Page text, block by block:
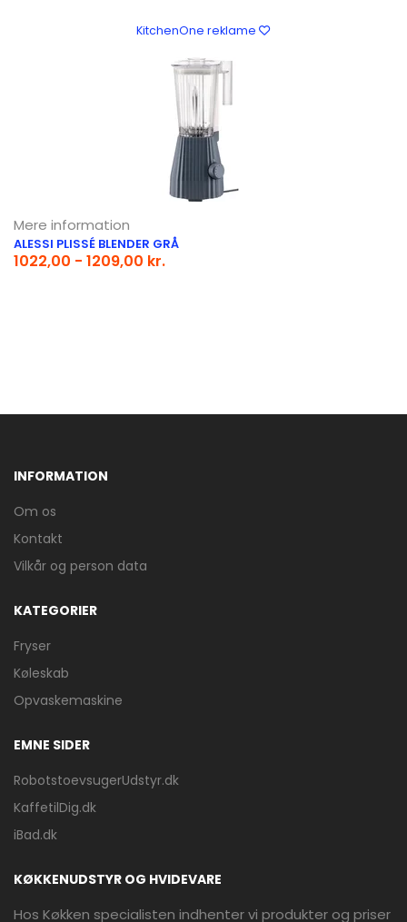
KitchenOne reklame
Mere information
ALESSI PLISSÉ BLENDER GRÅ
1022,00 - 1209,00 kr.
INFORMATION
Om os
Kontakt
Vilkår og person data
KATEGORIER
Fryser
Køleskab
Opvaskemaskine
EMNE SIDER
RobotstoevsugerUdstyr.dk
KaffetilDig.dk
iBad.dk
KØKKENUDSTYR OG HVIDEVARE
Hos Køkken specialisten indhenter vi produkter og priser